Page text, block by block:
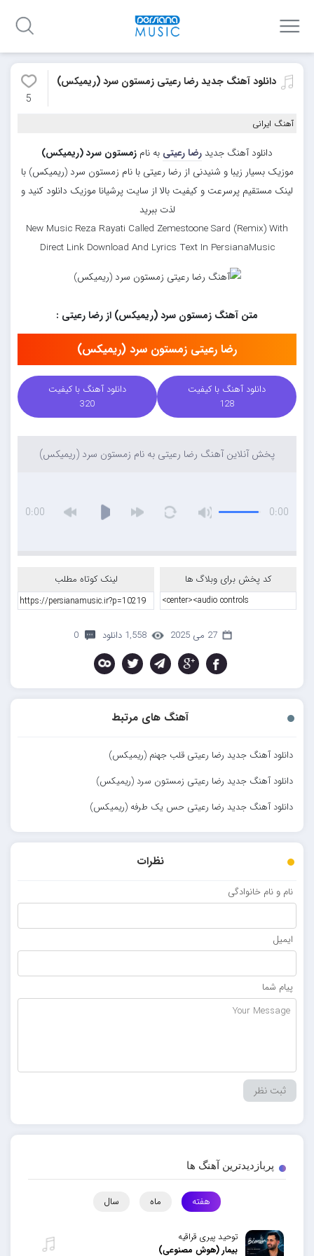
دانلود آهنگ جدید رضا رعیتی زمستون سرد (ریمیکس)
5
آهنگ ایرانی
دانلود آهنگ جدید رضا رعیتی به نام زمستون سرد (ریمیکس)
موزیک بسیار زیبا و شنیدنی از رضا رعیتی با نام زمستون سرد (ریمیکس) با
لینک مستقیم پرسرعت و کیفیت بالا از سایت پرشیانا موزیک دانلود کنید و
لذت ببرید
New Music Reza Rayati Called Zemestoone Sard (Remix) With
Direct Link Download And Lyrics Text In PersianaMusic
متن آهنگ زمستون سرد (ریمیکس) از رضا رعیتی :
رضا رعیتی زمستون سرد (ریمیکس)
دانلود آهنگ با کیفیت
128
دانلود آهنگ با کیفیت
320
پخش آنلاین آهنگ رضا رعیتی به نام زمستون سرد (ریمیکس)
0:00
0:00
کد پخش برای وبلاگ ها لینک کوتاه مطلب
27 می 2025 1,558 دانلود 0
آهنگ های مرتبط
دانلود آهنگ جدید رضا رعیتی قلب جهنم (ریمیکس)
دانلود آهنگ جدید رضا رعیتی زمستون سرد (ریمیکس)
دانلود آهنگ جدید رضا رعیتی حس یک طرفه (ریمیکس)
نظرات
نام و نام خانوادگی
ایمیل
پیام شما
پربازدیدترین آهنگ ها
هفته ماه سال
توحید پیری قراقیه
بیمار (هوش مصنوعی)